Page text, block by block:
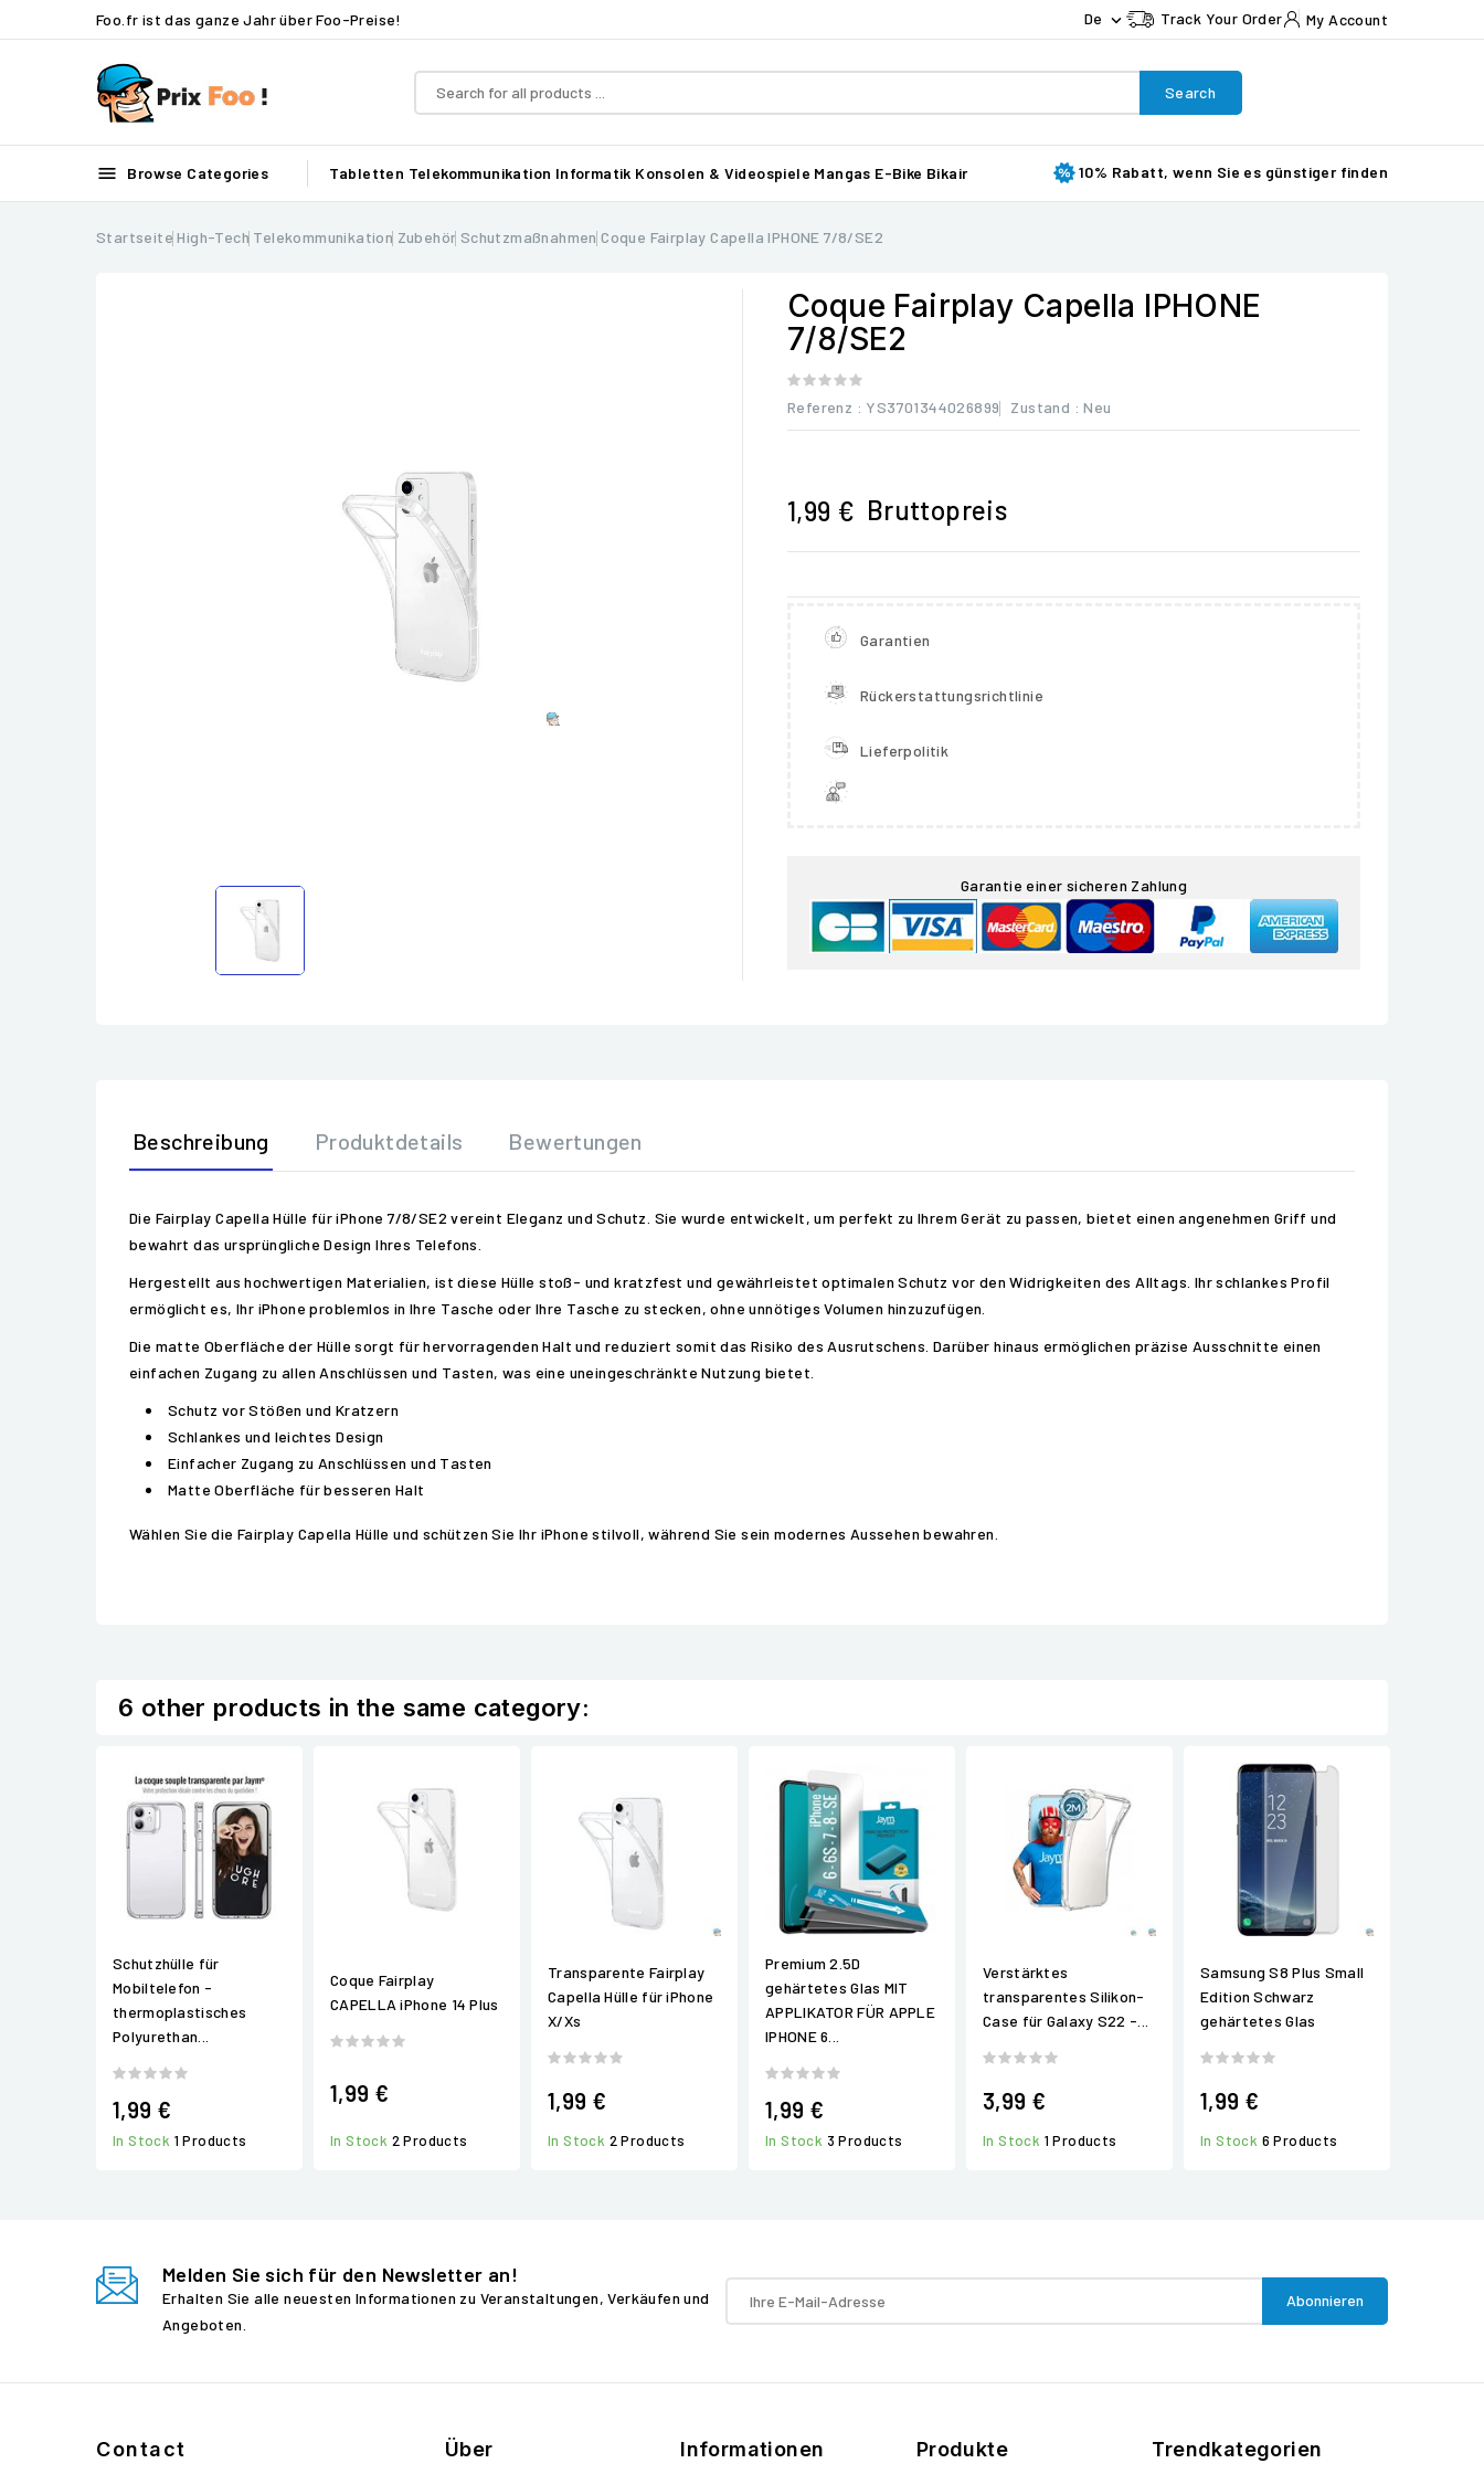
Foo.fr ist das ganze Jahr über Foo-Preise! De  Track Your Order My Account
Search
 Browse Categories Tabletten Telekommunikation Informatik Konsolen & Videospiele Mangas E-Bike Bikair 10% Rabatt, wenn Sie es günstiger finden
Startseite High-Tech Telekommunikation Zubehör Schutzmaßnahmen Coque Fairplay Capella IPHONE 7/8/SE2
Coque Fairplay Capella IPHONE
7/8/SE2
Referenz : YS3701344026899 Zustand : Neu
1,99 € Bruttopreis
Garantien
Rückerstattungsrichtlinie
Lieferpolitik
Garantie einer sicheren Zahlung
Beschreibung Produktdetails Bewertungen
Die Fairplay Capella Hülle für iPhone 7/8/SE2 vereint Eleganz und Schutz. Sie wurde entwickelt, um perfekt zu Ihrem Gerät zu passen, bietet einen angenehmen Griff und
bewahrt das ursprüngliche Design Ihres Telefons.
Hergestellt aus hochwertigen Materialien, ist diese Hülle stoß- und kratzfest und gewährleistet optimalen Schutz vor den Widrigkeiten des Alltags. Ihr schlankes Profil
ermöglicht es, Ihr iPhone problemlos in Ihre Tasche oder Ihre Tasche zu stecken, ohne unnötiges Volumen hinzuzufügen.
Die matte Oberfläche der Hülle sorgt für hervorragenden Halt und reduziert somit das Risiko des Ausrutschens. Darüber hinaus ermöglichen präzise Ausschnitte einen
einfachen Zugang zu allen Anschlüssen und Tasten, was eine uneingeschränkte Nutzung bietet.
Schutz vor Stößen und Kratzern
Schlankes und leichtes Design
Einfacher Zugang zu Anschlüssen und Tasten
Matte Oberfläche für besseren Halt
Wählen Sie die Fairplay Capella Hülle und schützen Sie Ihr iPhone stilvoll, während Sie sein modernes Aussehen bewahren.
6 other products in the same category:
Schutzhülle für
Mobiltelefon -
thermoplastisches
Polyurethan...
1,99 €
In Stock 1 Products
Coque Fairplay
CAPELLA iPhone 14 Plus
1,99 €
In Stock 2 Products
Transparente Fairplay
Capella Hülle für iPhone
X/Xs
1,99 €
In Stock 2 Products
Premium 2.5D
gehärtetes Glas MIT
APPLIKATOR FÜR APPLE
IPHONE 6...
1,99 €
In Stock 3 Products
Verstärktes
transparentes Silikon-
Case für Galaxy S22 -...
3,99 €
In Stock 1 Products
Samsung S8 Plus Small
Edition Schwarz
gehärtetes Glas
1,99 €
In Stock 6 Products
Melden Sie sich für den Newsletter an!
Erhalten Sie alle neuesten Informationen zu Veranstaltungen, Verkäufen und
Angeboten.
Contact Über Informationen Produkte Trendkategorien